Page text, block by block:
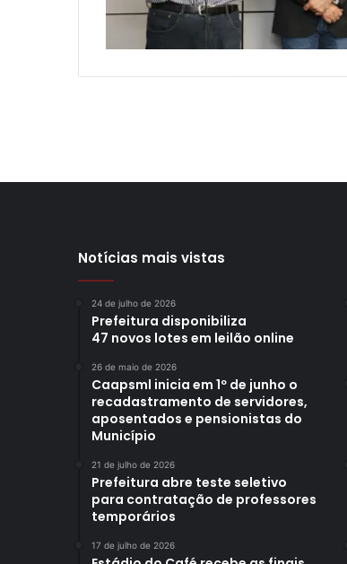
Notícias mais vistas
24 de julho de 2026
Prefeitura disponibiliza
47 novos lotes em leilão online
26 de maio de 2026
Caapsml inicia em 1º de junho o
recadastramento de servidores,
aposentados e pensionistas do
Município
21 de julho de 2026
Prefeitura abre teste seletivo
para contratação de professores
temporários
17 de julho de 2026